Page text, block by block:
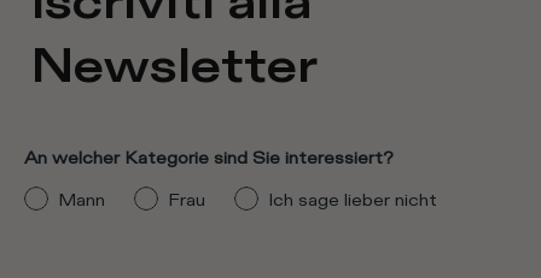
Newsletter
An welcher Kategorie sind Sie interessiert?
Mann
Frau Ich sage lieber nicht